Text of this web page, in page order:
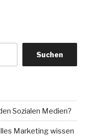
Suchen
Sozialen Medien?
Marketing wissen